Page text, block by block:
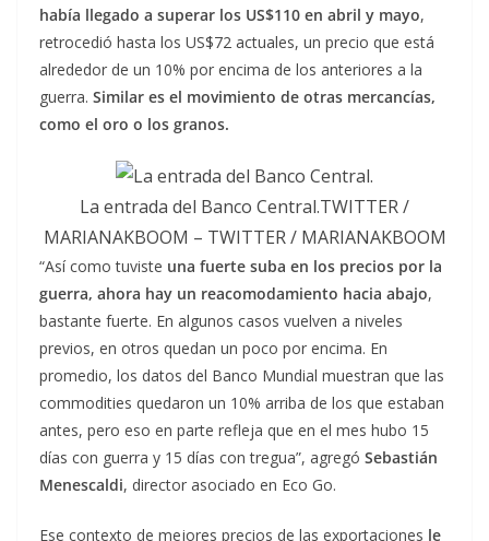
había llegado a superar los US$110 en abril y mayo,
retrocedió hasta los US$72 actuales, un precio que está
alrededor de un 10% por encima de los anteriores a la
guerra. Similar es el movimiento de otras mercancías,
como el oro o los granos.
La entrada del Banco Central.TWITTER /
MARIANAKBOOM – TWITTER / MARIANAKBOOM
“Así como tuviste una fuerte suba en los precios por la
guerra, ahora hay un reacomodamiento hacia abajo,
bastante fuerte. En algunos casos vuelven a niveles
previos, en otros quedan un poco por encima. En
promedio, los datos del Banco Mundial muestran que las
commodities quedaron un 10% arriba de los que estaban
antes, pero eso en parte refleja que en el mes hubo 15
días con guerra y 15 días con tregua”, agregó Sebastián
Menescaldi, director asociado en Eco Go.
Ese contexto de mejores precios de las exportaciones le